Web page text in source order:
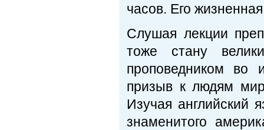
часов. Его
Слушая лекции
тоже стану
проповедником во
призыв к людям
Изучая английский
знаменитого